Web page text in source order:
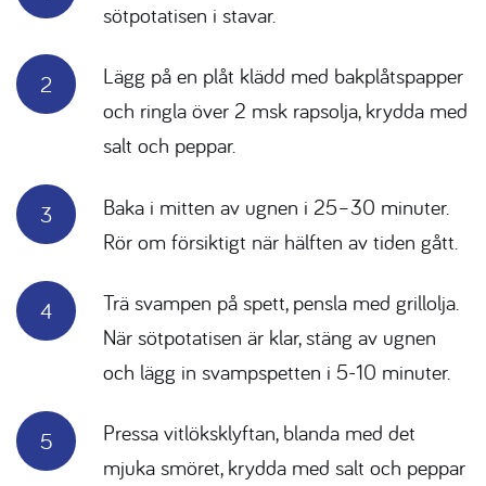
sötpotatisen i stavar.
Lägg på en plåt klädd med bakplåtspapper
och ringla över 2 msk rapsolja, krydda med
salt och peppar.
Baka i mitten av ugnen i 25–30 minuter.
Rör om försiktigt när hälften av tiden gått.
Trä svampen på spett, pensla med grillolja.
När sötpotatisen är klar, stäng av ugnen
och lägg in svampspetten i 5-10 minuter.
Pressa vitlöksklyftan, blanda med det
mjuka smöret, krydda med salt och peppar